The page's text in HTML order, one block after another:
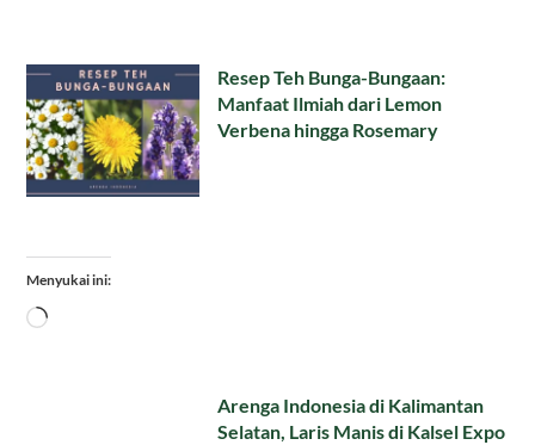
Resep Teh Bunga-Bungaan:
Manfaat Ilmiah dari Lemon
Verbena hingga Rosemary
Menyukai ini:
Memuat...
Arenga Indonesia di Kalimantan
Selatan, Laris Manis di Kalsel Expo